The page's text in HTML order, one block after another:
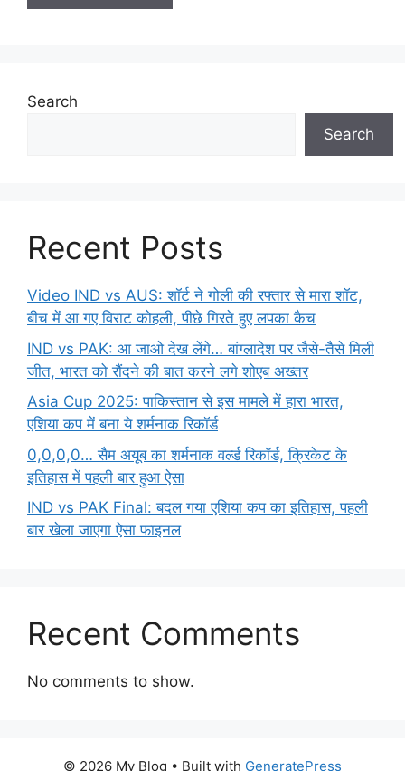
Search
Search
Recent Posts
Video IND vs AUS: शॉर्ट ने गोली की रफ्तार से मारा शॉट,
बीच में आ गए विराट कोहली, पीछे गिरते हुए लपका कैच
IND vs PAK: आ जाओ देख लेंगे… बांग्लादेश पर जैसे-तैसे मिली
जीत, भारत को रौंदने की बात करने लगे शोएब अख्तर
Asia Cup 2025: पाकिस्तान से इस मामले में हारा भारत,
एशिया कप में बना ये शर्मनाक रिकॉर्ड
0,0,0,0… सैम अयूब का शर्मनाक वर्ल्ड रिकॉर्ड, क्रिकेट के
इतिहास में पहली बार हुआ ऐसा
IND vs PAK Final: बदल गया एशिया कप का इतिहास, पहली
बार खेला जाएगा ऐसा फाइनल
Recent Comments
No comments to show.
© 2026 My Blog • Built with GeneratePress